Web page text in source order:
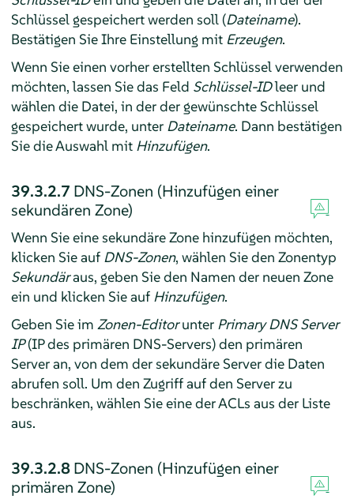
Schlüssel gespeichert werden soll (Dateiname).
Bestätigen Sie Ihre Einstellung mit Erzeugen.
Wenn Sie einen vorher erstellten Schlüssel verwenden
möchten, lassen Sie das Feld Schlüssel-IDleer und
wählen die Datei, in der der gewünschte Schlüssel
gespeichert wurde, unter Dateiname. Dann bestätigen
Sie die Auswahl mit Hinzufügen.
39.3.2.7 DNS-Zonen (Hinzufügen einer
sekundären Zone)
Wenn Sie eine sekundäre Zone hinzufügen möchten,
klicken Sie auf DNS-Zonen, wählen Sie den Zonentyp
Sekundäraus, geben Sie den Namen der neuen Zone
ein und klicken Sie auf Hinzufügen.
Geben Sie im Zonen-Editorunter Primary DNS Server
IP(IP des primären DNS-Servers) den primären
Server an, von dem der sekundäre Server die Daten
abrufen soll. Um den Zugriff auf den Server zu
beschränken, wählen Sie eine der ACLs aus der Liste
aus.
39.3.2.8DNS-Zonen (Hinzufügen einer
primären Zone)